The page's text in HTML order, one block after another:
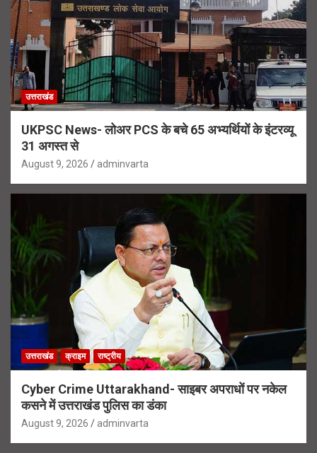
उत्तराखंड
UKPSC News- लोअर PCS के बचे 65 अभ्यर्थियों के इंटरव्यू
31 अगस्त से
August 9, 2026 adminvarta
उत्तराखंड क्राइम राष्ट्रीय
Cyber Crime Uttarakhand- साइबर अपराधों पर नकेल
कसने में उत्तराखंड पुलिस का डंका
August 9, 2026 adminvarta